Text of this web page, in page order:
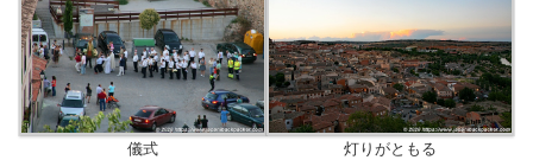
儀式 灯りがともる